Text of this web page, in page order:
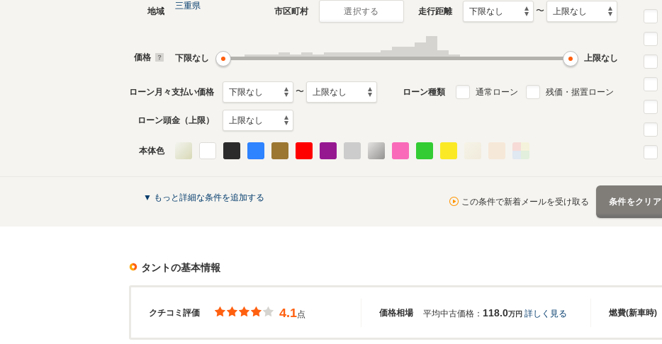
生産モデル
2007年12月～2013年9月
生産モデル
月生産モデル
タントのカタログを見る
地域
三重県
市区町村 選択する 走行距離 〜
価格 下限なし 上限なし
ローン月々支払い価格 〜 ローン種類 通常ローン 残価・据置ローン
ローン頭金（上限）
本体色
▼ もっと詳細な条件を追加する この条件で新着メールを受け取る 条件をクリア
タントの基本情報
クチコミ評価 価格相場 燃費(新車時)
4.1点 平均中古価格： 118.0万円 詳しく見る